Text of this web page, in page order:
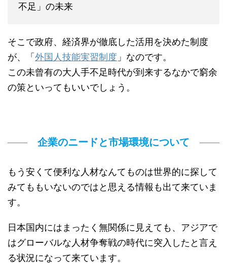
不足」の未来
そこで政府、経済界が徹底した活用を決めた制度
が、「 外国人技能実習制度 」なのです。
この未曾有の大人手不足時代が到来するなかで窮余
の策といってもいいでしょう。
企業のニードと市場環境について
もう安くて便利な人材なんてものは世界的に探して
みてももいないのではと思える情報も出て来ていま
す。
日本国内にはまったく無関係に見えても、アジアで
はグローバルな人材争奪戦の時代に突入したと言え
る状況になって来ています。